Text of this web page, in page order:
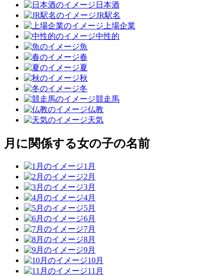
日本酒
JR駅名
上場企業
中性的
魚
春
夏
秋
冬
競走馬
仏教
天気
月に関係する女の子の名前
1月
2月
3月
4月
5月
6月
7月
8月
9月
10月
11月